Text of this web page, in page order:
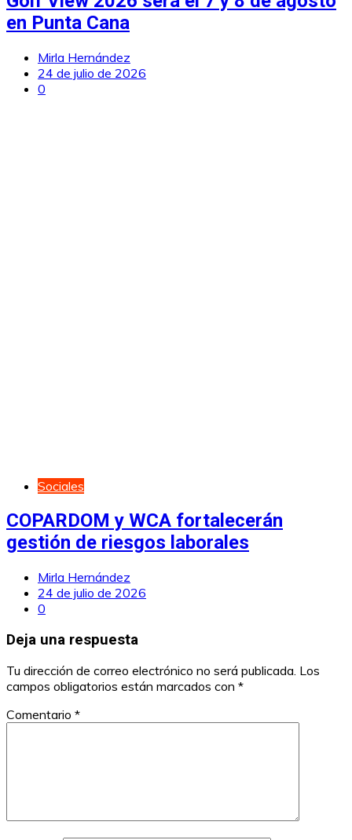
en Punta Cana
Mirla Hernández
24 de julio de 2026
0
Sociales
COPARDOM y WCA fortalecerán
gestión de riesgos laborales
Mirla Hernández
24 de julio de 2026
0
Deja una respuesta
Tu dirección de correo electrónico no será publicada. Los
campos obligatorios están marcados con *
Comentario *